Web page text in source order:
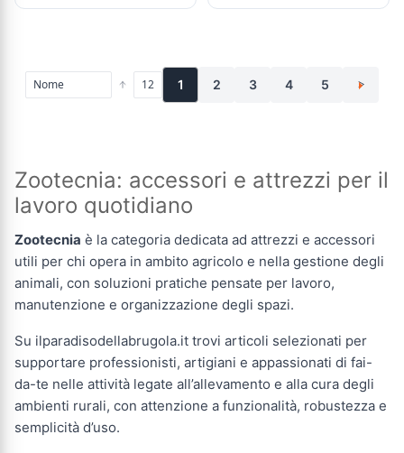
1 2 3 4 5 >
Zootecnia: accessori e attrezzi per il
lavoro quotidiano
Zootecnia è la categoria dedicata ad attrezzi e accessori
utili per chi opera in ambito agricolo e nella gestione degli
animali, con soluzioni pratiche pensate per lavoro,
manutenzione e organizzazione degli spazi.
Su ilparadisodellabrugola.it trovi articoli selezionati per
supportare professionisti, artigiani e appassionati di fai-
da-te nelle attività legate all’allevamento e alla cura degli
ambienti rurali, con attenzione a funzionalità, robustezza e
semplicità d’uso.